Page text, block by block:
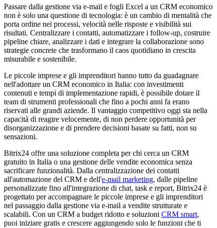
Passare dalla gestione via e-mail e fogli Excel a un CRM economico
non è solo una questione di tecnologia: è un cambio di mentalità che
porta ordine nei processi, velocità nelle risposte e visibilità sui
risultati. Centralizzare i contatti, automatizzare i follow-up, costruire
pipeline chiare, analizzare i dati e integrare la collaborazione sono
strategie concrete che trasformano il caos quotidiano in crescita
misurabile e sostenibile.
Le piccole imprese e gli imprenditori hanno tutto da guadagnare
nell'adottare un CRM economico in Italia: con investimenti
contenuti e tempi di implementazione rapidi, è possibile dotare il
team di strumenti professionali che fino a pochi anni fa erano
riservati alle grandi aziende. Il vantaggio competitivo oggi sta nella
capacità di reagire velocemente, di non perdere opportunità per
disorganizzazione e di prendere decisioni basate su fatti, non su
sensazioni.
Bitrix24 offre una soluzione completa per chi cerca un CRM
gratuito in Italia o una gestione delle vendite economica senza
sacrificare funzionalità. Dalla centralizzazione dei contatti
all'automazione del CRM e dell'e-mail marketing, dalle pipeline
personalizzate fino all'integrazione di chat, task e report, Bitrix24 è
progettato per accompagnare le piccole imprese e gli imprenditori
nel passaggio dalla gestione via e-mail a vendite strutturate e
scalabili. Con un CRM a budget ridotto e soluzioni CRM smart,
puoi iniziare gratis e crescere aggiungendo solo le funzioni che ti